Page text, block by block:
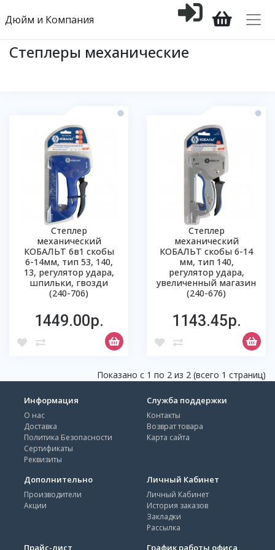
Дюйм и Компания
Степлеры механические
Степлер
механический
КОБАЛЬТ 6в1 скобы
6-14мм, тип 53, 140,
13, регулятор удара,
шпильки, гвозди
(240-706)
1449.00р.
Степлер
механический
КОБАЛЬТ скобы 6-14
мм, тип 140,
регулятор удара,
увеличенный магазин
(240-676)
1143.45р.
Показано с 1 по 2 из 2 (всего 1 страниц)
Информация
О нас
Доставка
Политика Безопасности
Сертификаты
Реквизиты
Служба поддержки
Контакты
Возврат товара
Карта сайта
Дополнительно
Производители
Акции
Личный Кабинет
Личный Кабинет
История заказов
Закладки
Рассылка
Прайс-лист График работы офиса